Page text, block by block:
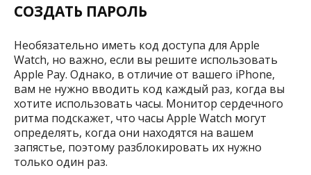
СОЗДАТЬ ПАРОЛЬ
Необязательно иметь код доступа для Apple
Watch, но важно, если вы решите использовать
Apple Pay. Однако, в отличие от вашего iPhone,
вам не нужно вводить код каждый раз, когда вы
хотите использовать часы. Монитор сердечного
ритма подскажет, что часы Apple Watch могут
определять, когда они находятся на вашем
запястье, поэтому разблокировать их нужно
только один раз.